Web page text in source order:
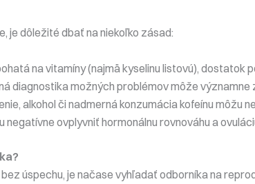
je dôležité dbať na niekoľko zásad:
na vitamíny (najmä kyselinu listovú), dostatok
diagnostika možných problémov môže
alkohol či nadmerná konzumácia kofeínu môžu
negatívne ovplyvniť hormonálnu rovnováhu a
úspechu, je načase vyhľadať odborníka na